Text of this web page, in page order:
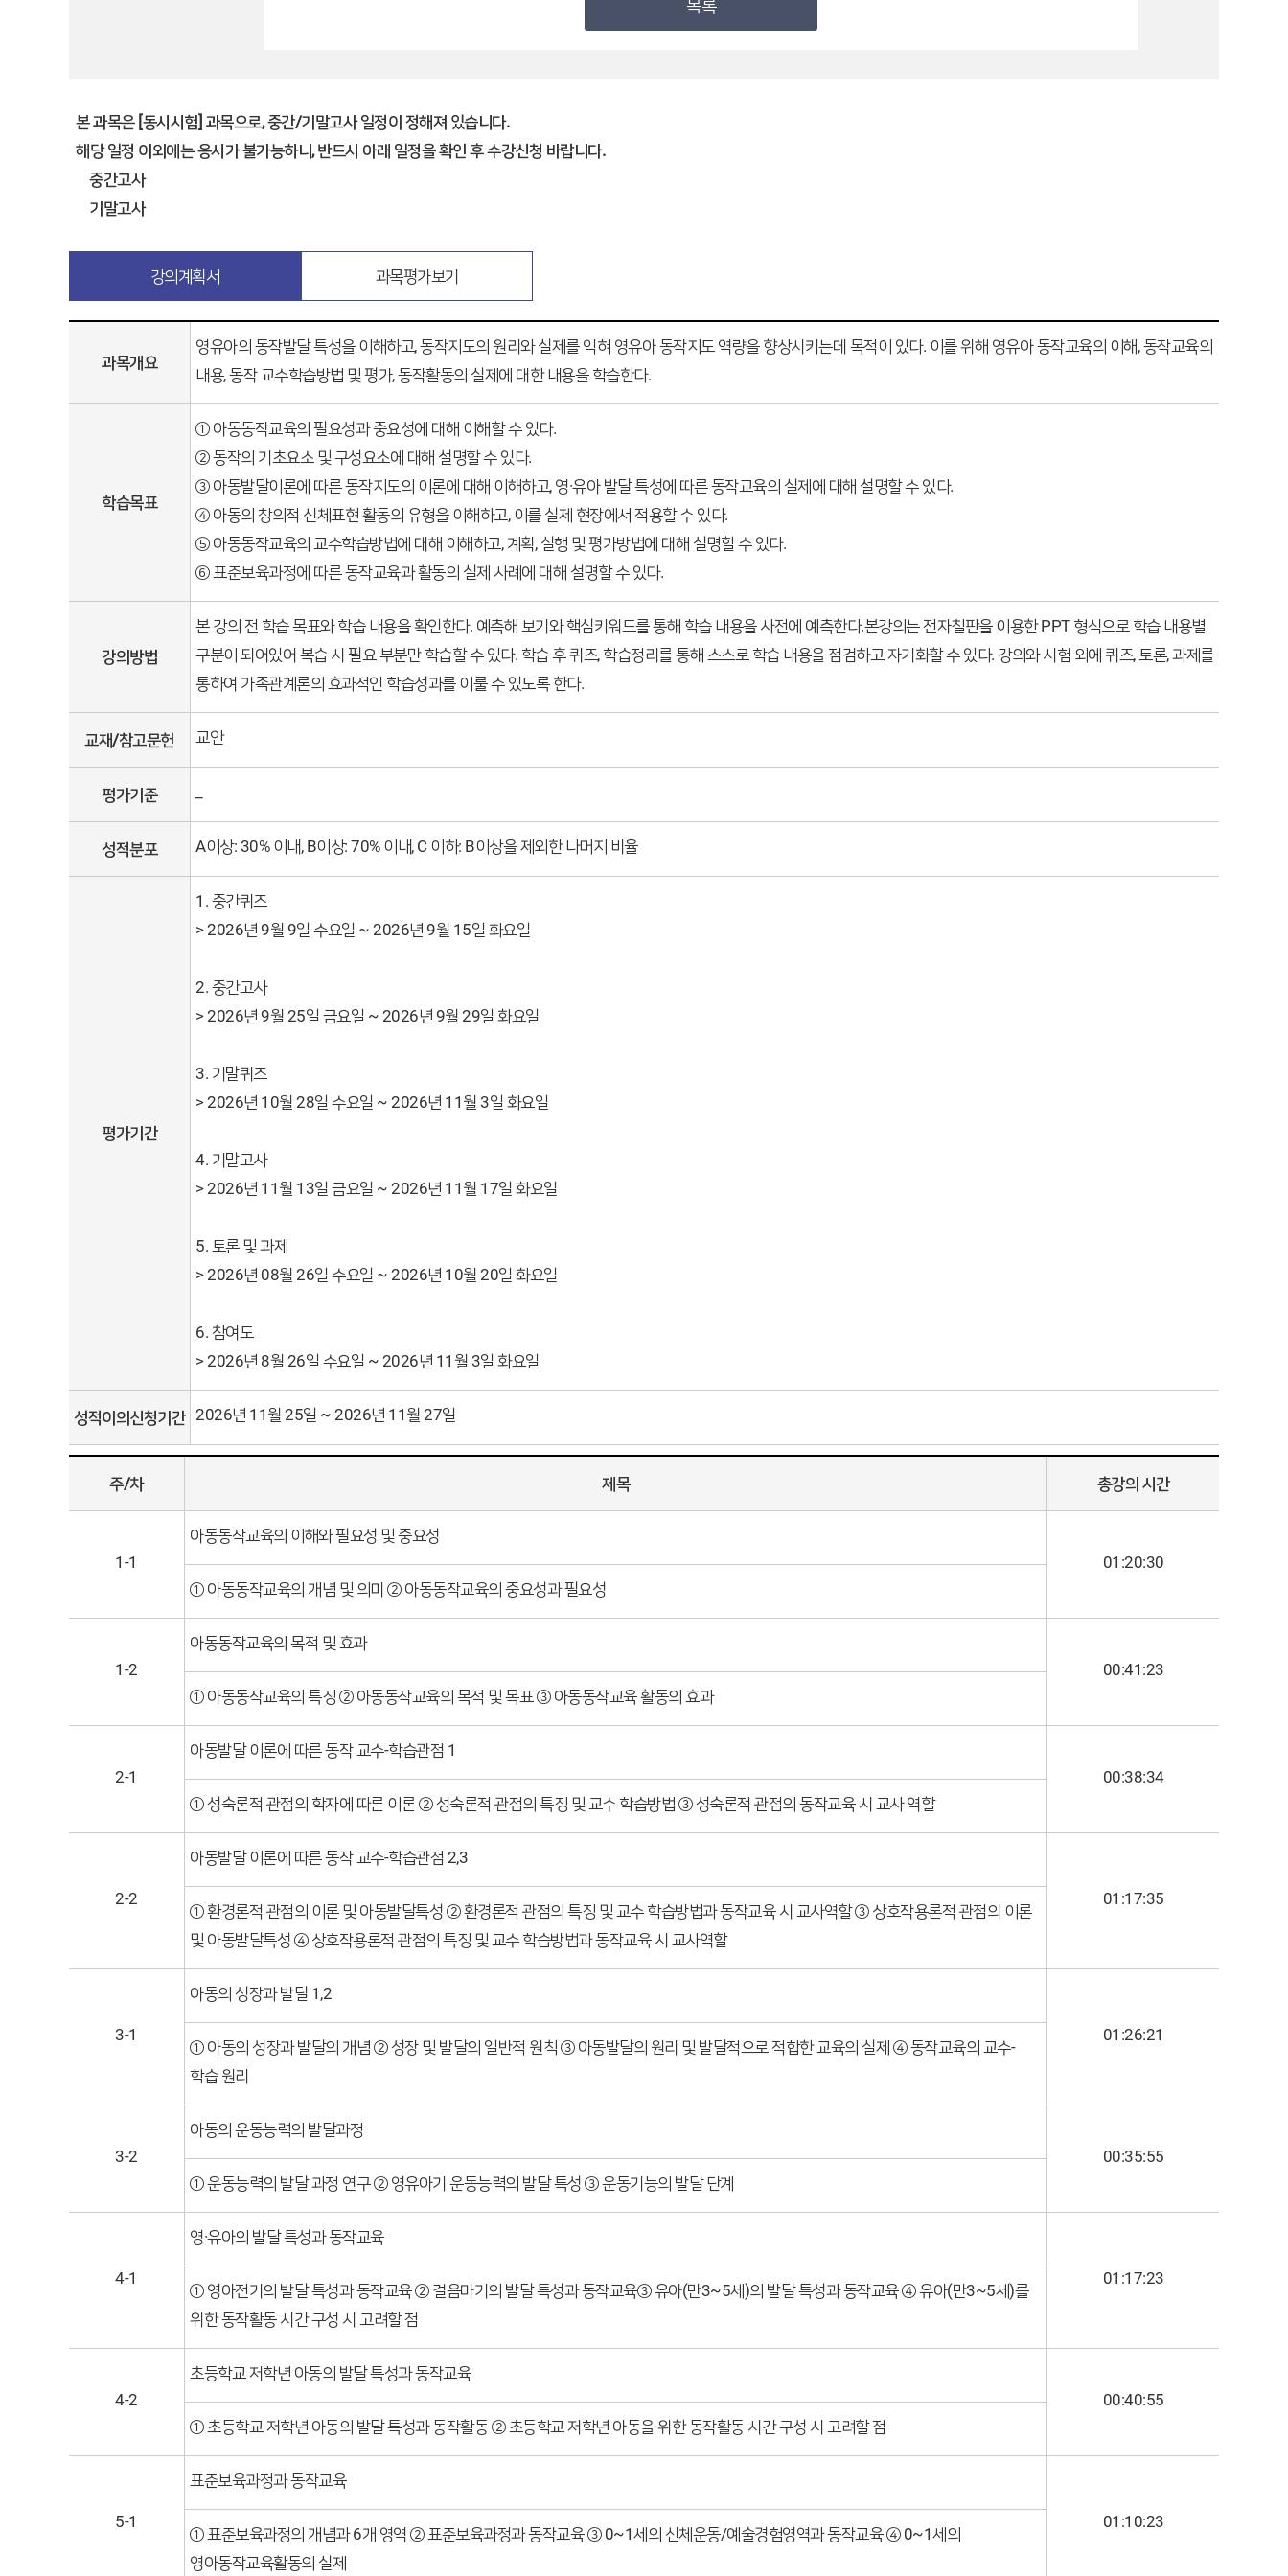
목록
본 과목은 [동시시험] 과목으로, 중간/기말고사 일정이 정해져 있습니다.
해당 일정 이외에는 응시가 불가능하니, 반드시 아래 일정을 확인 후 수강신청 바랍니다.
중간고사
기말고사
강의계획서 과목평가보기
과목개요
영유아의 동작발달 특성을 이해하고, 동작지도의 원리와 실제를 익혀 영유아 동작지도 역량을 향상시키는데 목적이 있다. 이를 위해 영유아 동작교육의 이해, 동작교육의
내용, 동작 교수학습방법 및 평가, 동작활동의 실제에 대한 내용을 학습한다.
학습목표
① 아동동작교육의 필요성과 중요성에 대해 이해할 수 있다.
② 동작의 기초요소 및 구성요소에 대해 설명할 수 있다.
③ 아동발달이론에 따른 동작지도의 이론에 대해 이해하고, 영·유아 발달 특성에 따른 동작교육의 실제에 대해 설명할 수 있다.
④ 아동의 창의적 신체표현 활동의 유형을 이해하고, 이를 실제 현장에서 적용할 수 있다.
⑤ 아동동작교육의 교수학습방법에 대해 이해하고, 계획, 실행 및 평가방법에 대해 설명할 수 있다.
⑥ 표준보육과정에 따른 동작교육과 활동의 실제 사례에 대해 설명할 수 있다.
강의방법
본 강의 전 학습 목표와 학습 내용을 확인한다. 예측해 보기와 핵심키워드를 통해 학습 내용을 사전에 예측한다.본강의는 전자칠판을 이용한 PPT 형식으로 학습 내용별
구분이 되어있어 복습 시 필요 부분만 학습할 수 있다. 학습 후 퀴즈, 학습정리를 통해 스스로 학습 내용을 점검하고 자기화할 수 있다. 강의와 시험 외에 퀴즈, 토론, 과제를
통하여 가족관계론의 효과적인 학습성과를 이룰 수 있도록 한다.
교재/참고문헌 교안
평가기준
성적분포 A이상: 30% 이내, B이상: 70% 이내, C 이하: B이상을 제외한 나머지 비율
평가기간
1. 중간퀴즈
> 2026년 9월 9일 수요일 ~ 2026년 9월 15일 화요일
2. 중간고사
> 2026년 9월 25일 금요일 ~ 2026년 9월 29일 화요일
3. 기말퀴즈
> 2026년 10월 28일 수요일 ~ 2026년 11월 3일 화요일
4. 기말고사
> 2026년 11월 13일 금요일 ~ 2026년 11월 17일 화요일
5. 토론 및 과제
> 2026년 08월 26일 수요일 ~ 2026년 10월 20일 화요일
6. 참여도
> 2026년 8월 26일 수요일 ~ 2026년 11월 3일 화요일
성적이의신청기간 2026년 11월 25일 ~ 2026년 11월 27일
주/차 제목 총강의 시간
1-1
아동동작교육의 이해와 필요성 및 중요성
01:20:30
① 아동동작교육의 개념 및 의미 ② 아동동작교육의 중요성과 필요성
1-2
아동동작교육의 목적 및 효과
00:41:23
① 아동동작교육의 특징 ② 아동동작교육의 목적 및 목표 ③ 아동동작교육 활동의 효과
2-1
아동발달 이론에 따른 동작 교수-학습관점 1
00:38:34
① 성숙론적 관점의 학자에 따른 이론 ② 성숙론적 관점의 특징 및 교수 학습방법 ③ 성숙론적 관점의 동작교육 시 교사 역할
2-2
아동발달 이론에 따른 동작 교수-학습관점 2,3
01:17:35
① 환경론적 관점의 이론 및 아동발달특성 ② 환경론적 관점의 특징 및 교수 학습방법과 동작교육 시 교사역할 ③ 상호작용론적 관점의 이론
및 아동발달특성 ④ 상호작용론적 관점의 특징 및 교수 학습방법과 동작교육 시 교사역할
3-1
아동의 성장과 발달 1,2
01:26:21
① 아동의 성장과 발달의 개념 ② 성장 및 발달의 일반적 원칙 ③ 아동발달의 원리 및 발달적으로 적합한 교육의 실제 ④ 동작교육의 교수-
학습 원리
3-2
아동의 운동능력의 발달과정
00:35:55
① 운동능력의 발달 과정 연구 ② 영유아기 운동능력의 발달 특성 ③ 운동기능의 발달 단계
4-1
영·유아의 발달 특성과 동작교육
01:17:23
① 영아전기의 발달 특성과 동작교육 ② 걸음마기의 발달 특성과 동작교육③ 유아(만3~5세)의 발달 특성과 동작교육 ④ 유아(만3~5세)를
위한 동작활동 시간 구성 시 고려할 점
4-2
초등학교 저학년 아동의 발달 특성과 동작교육
00:40:55
① 초등학교 저학년 아동의 발달 특성과 동작활동 ② 초등학교 저학년 아동을 위한 동작활동 시간 구성 시 고려할 점
5-1
표준보육과정과 동작교육
01:10:23
① 표준보육과정의 개념과 6개 영역 ② 표준보육과정과 동작교육 ③ 0~1세의 신체운동/예술경험영역과 동작교육 ④ 0~1세의
영아동작교육활동의 실제